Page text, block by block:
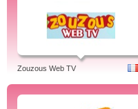
Zouzous Web TV